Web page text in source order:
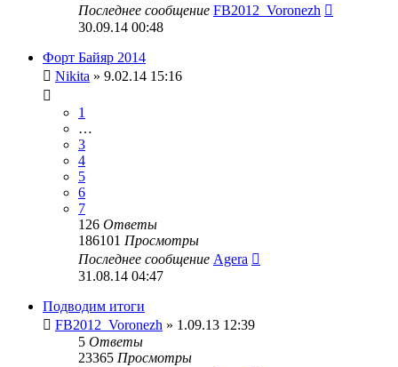
Последнее сообщение FB2012_Voronezh
30.09.14 00:48
Форт Байяр 2014
Nikita » 9.02.14 15:16
1
…
3
4
5
6
7
126 Ответы
186101 Просмотры
Последнее сообщение Agera
31.08.14 04:47
Подводим итоги
FB2012_Voronezh » 1.09.13 12:39
5 Ответы
23365 Просмотры